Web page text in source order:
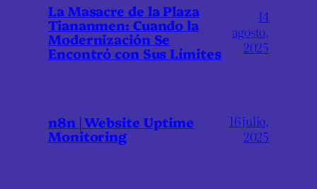
La Masacre de la Plaza
Tiananmen: Cuando la
Modernización Se
Encontró con Sus Límites
14
agosto,
2025
n8n | Website Uptime
Monitoring
16 julio,
2025